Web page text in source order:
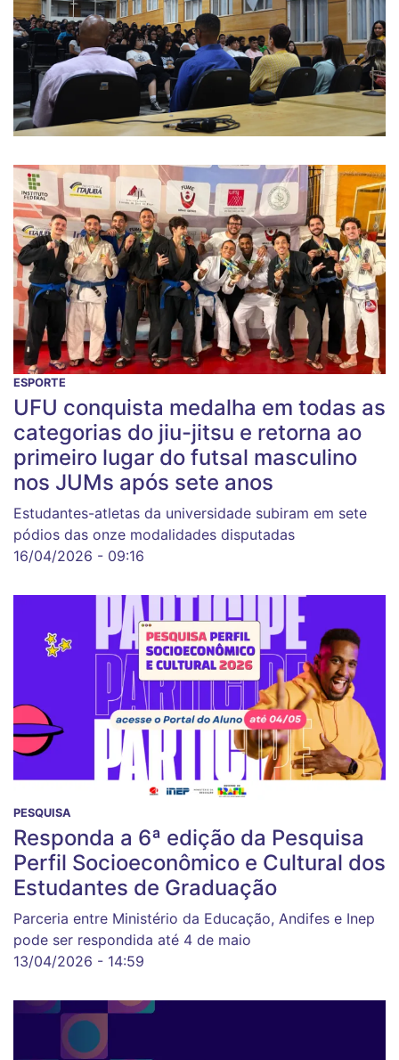
ESPORTE
UFU conquista medalha em todas as
categorias do jiu-jitsu e retorna ao
primeiro lugar do futsal masculino
nos JUMs após sete anos
Estudantes-atletas da universidade subiram em sete
pódios das onze modalidades disputadas
16/04/2026 - 09:16
PESQUISA
Responda a 6ª edição da Pesquisa
Perfil Socioeconômico e Cultural dos
Estudantes de Graduação
Parceria entre Ministério da Educação, Andifes e Inep
pode ser respondida até 4 de maio
13/04/2026 - 14:59